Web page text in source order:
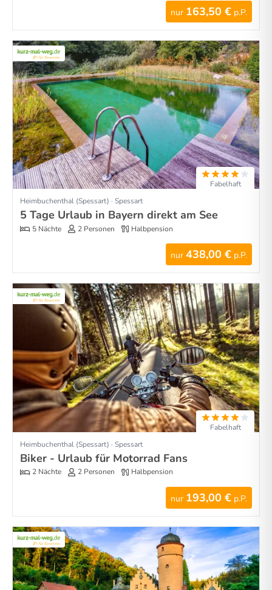
nur 163,50 € p.P.
Fabelhaft
Heimbuchenthal (Spessart) · Spessart
5 Tage Urlaub in Bayern direkt am See
5 Nächte 2 Personen Halbpension
nur 438,00 € p.P.
Fabelhaft
Heimbuchenthal (Spessart) · Spessart
Biker - Urlaub für Motorrad Fans
2 Nächte 2 Personen Halbpension
nur 193,00 € p.P.